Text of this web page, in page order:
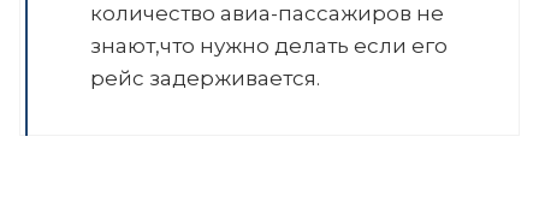
количество авиа-пассажиров не
знают,что нужно делать если его
рейс задерживается.